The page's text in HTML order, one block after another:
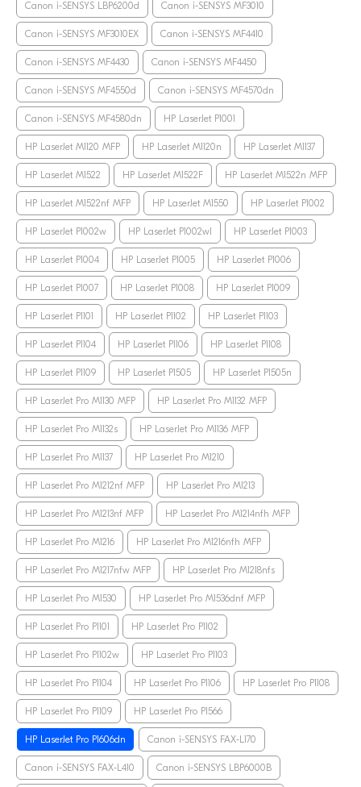
Canon i-SENSYS LBP6200d Canon i-SENSYS MF3010
Canon i-SENSYS MF3010EX Canon i-SENSYS MF4410
Canon i-SENSYS MF4430 Canon i-SENSYS MF4450
Canon i-SENSYS MF4550d Canon i-SENSYS MF4570dn
Canon i-SENSYS MF4580dn HP LaserJet P1001
HP LaserJet M1120 MFP HP LaserJet M1120n HP LaserJet M1137
HP LaserJet M1522 HP LaserJet M1522F HP LaserJet M1522n MFP
HP LaserJet M1522nf MFP HP LaserJet M1550 HP LaserJet P1002
HP LaserJet P1002w HP LaserJet P1002wl HP LaserJet P1003
HP LaserJet P1004 HP LaserJet P1005 HP LaserJet P1006
HP LaserJet P1007 HP LaserJet P1008 HP LaserJet P1009
HP LaserJet P1101 HP LaserJet P1102 HP LaserJet P1103
HP LaserJet P1104 HP LaserJet P1106 HP LaserJet P1108
HP LaserJet P1109 HP LaserJet P1505 HP LaserJet P1505n
HP LaserJet Pro M1130 MFP HP LaserJet Pro M1132 MFP
HP LaserJet Pro M1132s HP LaserJet Pro M1136 MFP
HP LaserJet Pro M1137 HP LaserJet Pro M1210
HP LaserJet Pro M1212nf MFP HP LaserJet Pro M1213
HP LaserJet Pro M1213nf MFP HP LaserJet Pro M1214nfh MFP
HP LaserJet Pro M1216 HP LaserJet Pro M1216nfh MFP
HP LaserJet Pro M1217nfw MFP HP LaserJet Pro M1218nfs
HP LaserJet Pro M1530 HP LaserJet Pro M1536dnf MFP
HP LaserJet Pro P1101 HP LaserJet Pro P1102
HP LaserJet Pro P1102w HP LaserJet Pro P1103
HP LaserJet Pro P1104 HP LaserJet Pro P1106 HP LaserJet Pro P1108
HP LaserJet Pro P1109 HP LaserJet Pro P1566
HP LaserJet Pro P1606dn Canon i-SENSYS FAX-L170
Canon i-SENSYS FAX-L410 Canon i-SENSYS LBP6000B